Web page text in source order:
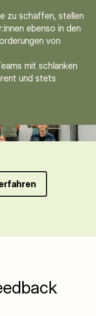
zu schaffen, stellen
ebenso in den
von
mit schlanken
und stets